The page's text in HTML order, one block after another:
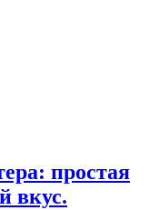
простая
вкус.